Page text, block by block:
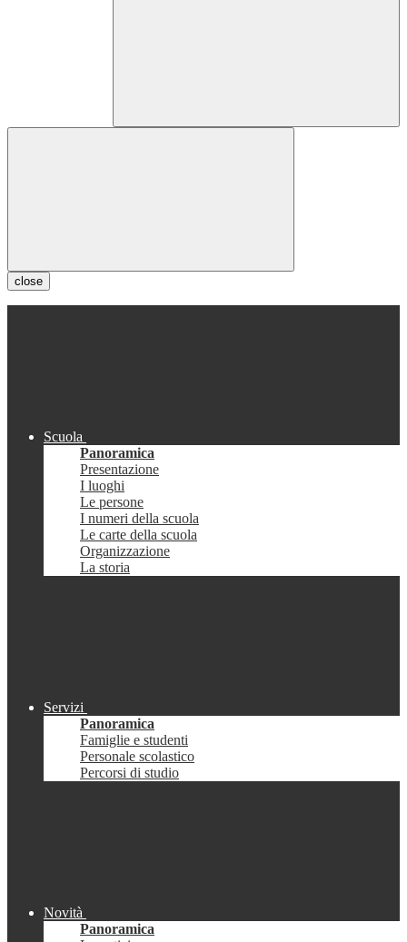
close
Scuola
Panoramica
Presentazione
I luoghi
Le persone
I numeri della scuola
Le carte della scuola
Organizzazione
La storia
Servizi
Panoramica
Famiglie e studenti
Personale scolastico
Percorsi di studio
Novità
Panoramica